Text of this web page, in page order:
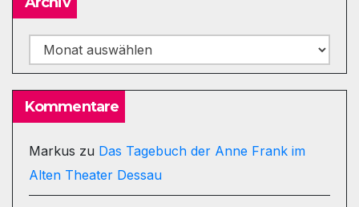
Archiv
Kommentare
Markus zu Das Tagebuch der Anne Frank im
Alten Theater Dessau